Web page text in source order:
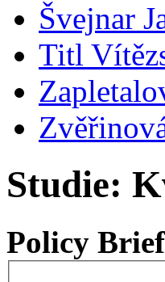
Švejnar
Titl
Studie:
Policy